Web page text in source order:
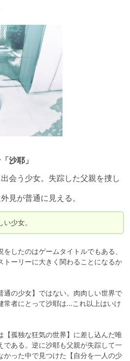
沙耶」
会う少女。失踪した父親を捜し
見が普通に見える。
少女。
したのはゲームタイトルでもある、
トーリーに大きく関わることになるか
の少女】ではない。肉肉しい世界で
常者にとって沙耶は…これ以上はいけ
孤独な狂気の世界】に差し込んだ唯
である。逆に沙耶も父親が失踪して一
かった中で見つけた【自分を一人の少